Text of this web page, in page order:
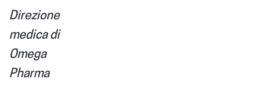
Direzione
medica di
Omega
Pharma